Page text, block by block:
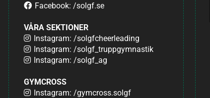
Facebook: /solgf.se
VÅRA SEKTIONER
Instagram: /solgfcheerleading
Instagram: /solgf_truppgymnastik
Instagram: /solgf_ag
GYMCROSS
Instagram: /gymcross.solgf